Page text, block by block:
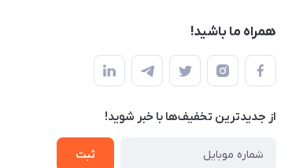
همراه ما باشید!
از جدید‌ترین تخفیف‌ها با‌ خبر شوید!
ثبت